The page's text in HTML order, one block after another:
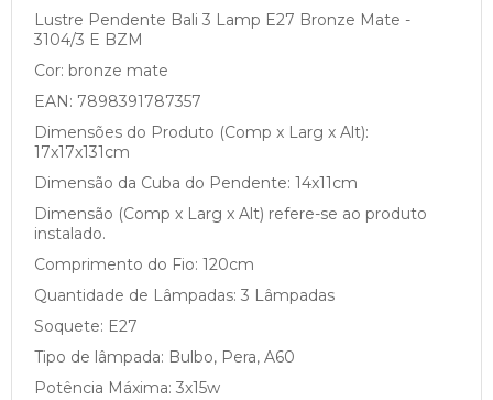
Lustre Pendente Bali 3 Lamp E27 Bronze Mate -
3104/3 E BZM
Cor: bronze mate
EAN: 7898391787357
Dimensões do Produto (Comp x Larg x Alt):
17x17x131cm
Dimensão da Cuba do Pendente: 14x11cm
Dimensão (Comp x Larg x Alt) refere-se ao produto
instalado.
Comprimento do Fio: 120cm
Quantidade de Lâmpadas: 3 Lâmpadas
Soquete: E27
Tipo de lâmpada: Bulbo, Pera, A60
Potência Máxima: 3x15w